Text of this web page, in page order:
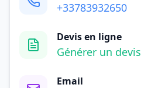
+33783932650
Devis en ligne
Générer un devis
Email